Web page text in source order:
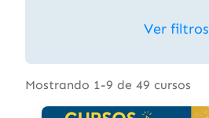
Ver filtros
Mostrando 1-9 de 49 cursos